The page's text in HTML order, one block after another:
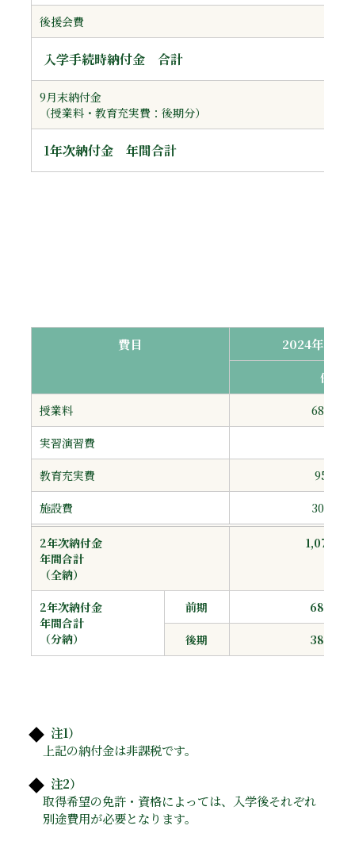
後援会費
入学手続時納付金 合計
9月末納付金
（授業料・教育充実費：後期分）
1年次納付金 年間合計
費目
2024年度以
保育
授業料
実習演習費
教育充実費 95,000
施設費
2年次納付金
年間合計
（全納）
2年次納付金
年間合計
（分納）
前期
後期
注1）
上記の納付金は非課税です。
注2）
取得希望の免許・資格によっては、入学後それぞれ
別途費用が必要となります。